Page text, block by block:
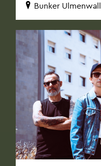
Bun­ker Ul­men­wall